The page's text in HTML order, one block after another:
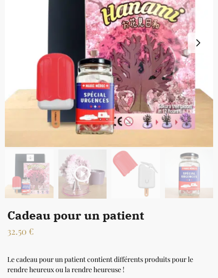
Cadeau pour un patient
32.50 €
Le cadeau pour un patient contient différents produits pour le
rendre heureux ou la rendre heureuse !